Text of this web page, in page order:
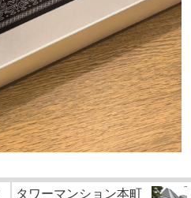
タワーマンション本町